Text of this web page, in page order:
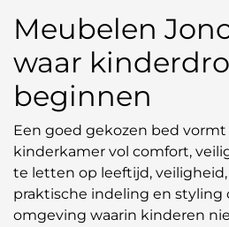
Meubelen
waar
beginnen
Een goed gekozen bed vormt
kinderkamer vol comfort,
te letten op leeftijd,
praktische indeling en styling
omgeving waarin kinderen